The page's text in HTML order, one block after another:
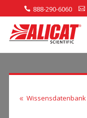
 888-290-6060 
8 Wissensdatenbank